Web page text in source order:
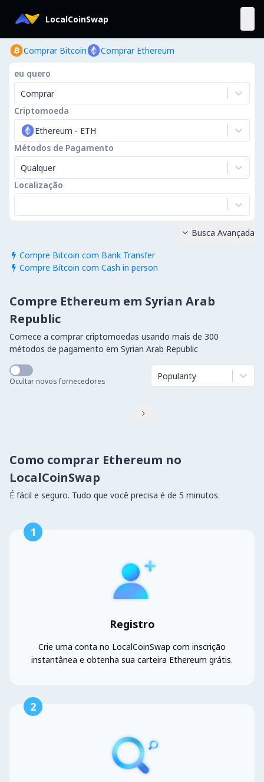
LocalCoinSwap
Comprar Bitcoin Comprar Ethereum
eu quero
Comprar
Criptomoeda
Ethereum - ETH
Métodos de Pagamento
Qualquer
Localização
 Compre Bitcoin com Bank Transfer
 Compre Bitcoin com Cash in person
 Busca Avançada
Compre Ethereum em Syrian Arab
Republic
Comece a comprar criptomoedas usando mais de 300
métodos de pagamento em Syrian Arab Republic
Ocultar novos fornecedores Popularity

Como comprar Ethereum no
LocalCoinSwap
É fácil e seguro. Tudo que você precisa é de 5 minutos.
1
Registro
Crie uma conta no LocalCoinSwap com inscrição
instantânea e obtenha sua carteira Ethereum grátis.
2